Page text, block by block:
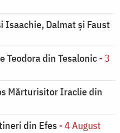
Isaachie, Dalmat şi Faust
Teodora din Tesalonic- 3
Mărturisitor Iraclie din
din Efes - 4 August